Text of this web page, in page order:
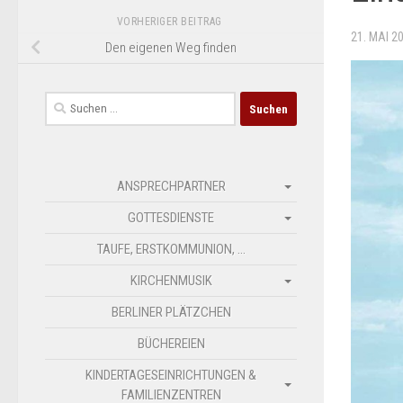
21. MAI
VORHERIGER BEITRAG
Den eigenen Weg finden
Suchen
nach:
ANSPRECHPARTNER
GOTTESDIENSTE
TAUFE, ERSTKOMMUNION, …
KIRCHENMUSIK
BERLINER PLÄTZCHEN
BÜCHEREIEN
KINDERTAGESEINRICHTUNGEN &
FAMILIENZENTREN